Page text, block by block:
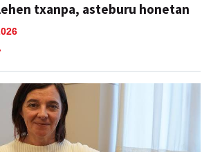
txanpa, asteburu honetan